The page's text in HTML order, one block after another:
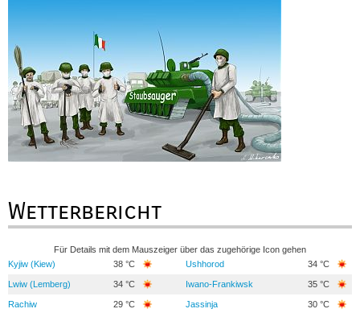
Wetterbericht
Für Details mit dem Mauszeiger über das zugehörige Icon gehen
Kyjiw (Kiew)
38 °C Ushhorod 34 °C
Lwiw (Lemberg) 34 °C Iwano-Frankiwsk 35 °C
Rachiw 29 °C Jassinja 30 °C